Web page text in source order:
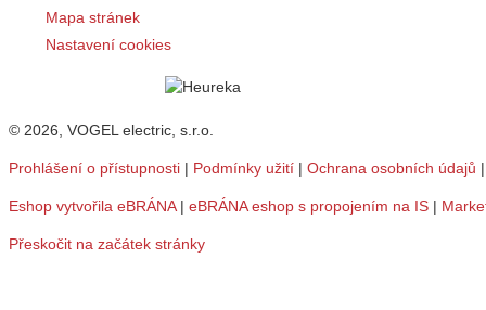
Mapa stránek
Nastavení cookies
© 2026, VOGEL electric, s.r.o.
Prohlášení o přístupnosti | Podmínky užití | Ochrana osobních údajů
Eshop vytvořila eBRÁNA| eBRÁNA eshop s propojením na IS |
Přeskočit na začátek stránky